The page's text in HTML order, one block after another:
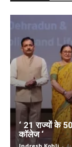
‘ 21 राज्यों के
काॅलेज ‘